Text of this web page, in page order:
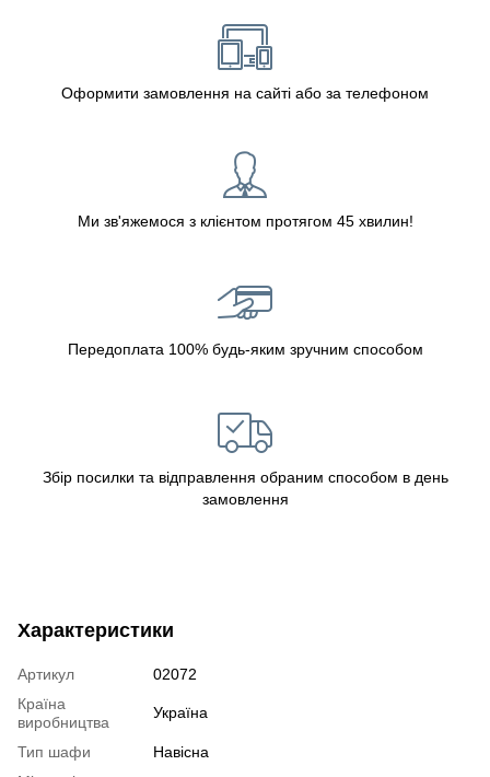
Оформити замовлення на сайті або за телефоном
Ми зв'яжемося з клієнтом протягом 45 хвилин!
Передоплата 100% будь-яким зручним способом
Збір посилки та відправлення обраним способом в день
замовлення
Характеристики
Артикул
02072
Країна
виробництва
Україна
Тип шафи
Навісна